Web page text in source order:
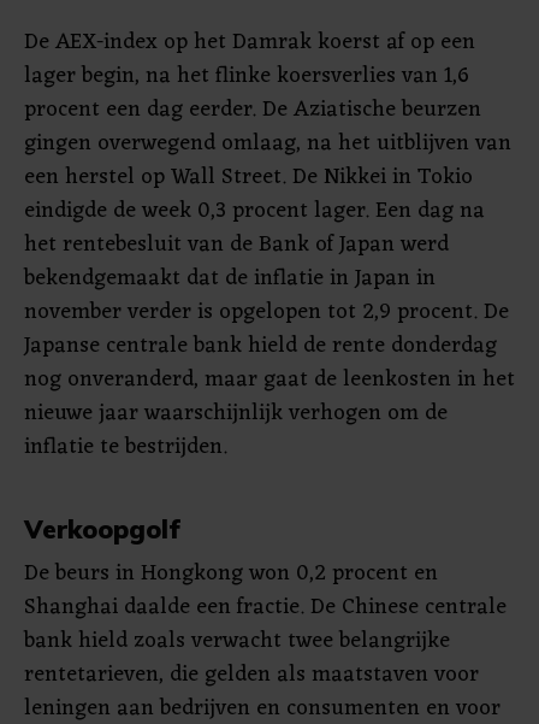
De AEX-index op het Damrak koerst af op een
lager begin, na het flinke koersverlies van 1,6
procent een dag eerder. De Aziatische beurzen
gingen overwegend omlaag, na het uitblijven van
een herstel op Wall Street. De Nikkei in Tokio
eindigde de week 0,3 procent lager. Een dag na
het rentebesluit van de Bank of Japan werd
bekendgemaakt dat de inflatie in Japan in
november verder is opgelopen tot 2,9 procent. De
Japanse centrale bank hield de rente donderdag
nog onveranderd, maar gaat de leenkosten in het
nieuwe jaar waarschijnlijk verhogen om de
inflatie te bestrijden.
Verkoopgolf
De beurs in Hongkong won 0,2 procent en
Shanghai daalde een fractie. De Chinese centrale
bank hield zoals verwacht twee belangrijke
rentetarieven, die gelden als maatstaven voor
leningen aan bedrijven en consumenten en voor